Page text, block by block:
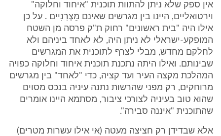
אין ספק שלא ניתן להתוות תוכנית "איחוד וחלוקה"
וירטואליים, היינו בין מגרשים שאינם מֵצְרָנִיים . על כן
אילו היה "בית ראשונים" רחוק ת"ק פרסה מן השטח
המופקע-ישראלי לא ניתן היה, לא לאחד ביניהם ולא
לחלקם מחדש, מבלי לצרף לתוכנית את המגרשים
שבינותם. ואילו היתה נתכנת תוכנית איחוד וחלוקה כפויה
המהלכת מקצה העיר ועד קציה, כדי "לאחד" בין מגרשים
מרוחקים, רק מפני שהרשות נתנה עיניה בנכס מסוים
שהוא טוב בעיניה לצורכי ציבור, מסתמא היינו אומרים
שהתוכנית "איננה סבירה".
אלא שבדידן רק חציצה מעטה (אי אילו עשרות מטרים)